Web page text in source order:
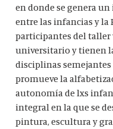
en donde se genera
entre las infancias y la
participantes del taller
universitario y tienen
disciplinas semejantes
promueve la
autonomía de lxs
integral en la que se
pintura, escultura y